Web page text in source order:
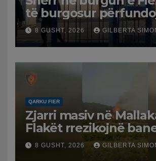
të burgosur
spital
8 GUSHT, 2026 GILBERTA
QARKU FIER
Zjarri masiv në
Flakët rrezikojnë
Policia evakuon disa
në Koilac
8 GUSHT, 2026 GILBERTA